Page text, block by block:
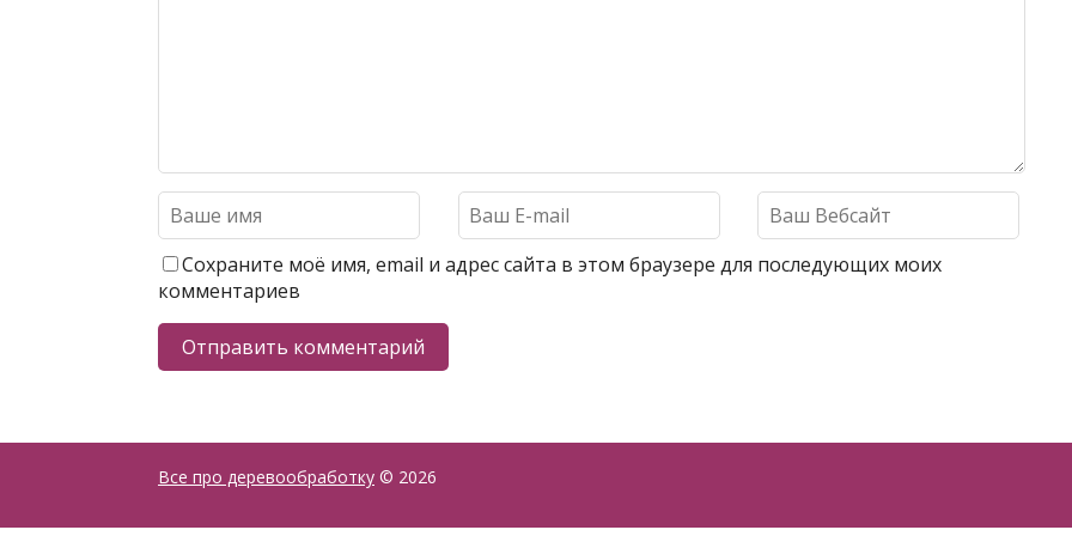
Сохраните моё имя, email и адрес сайта в этом браузере для последующих моих
комментариев
Все про деревообработку © 2026